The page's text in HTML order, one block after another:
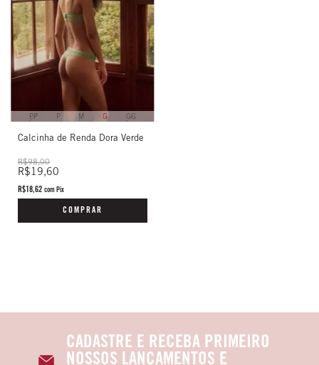
PP P M G GG
Calcinha de Renda Dora Verde
R$98,00
R$19,60
R$18,62 com Pix
COMPRAR
CADASTRE E RECEBA PRIMEIRO
NOSSOS LANÇAMENTOS E